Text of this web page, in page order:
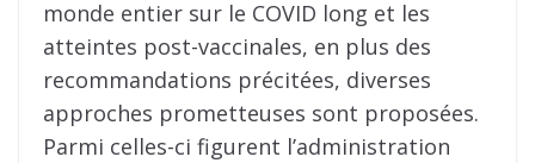
monde entier sur le COVID long et les
atteintes post-vaccinales, en plus des
recommandations précitées, diverses
approches prometteuses sont proposées.
Parmi celles-ci figurent l’administration